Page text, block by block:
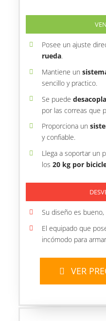
Posee un ajuste
rueda.
Mantiene un
sencillo y practico.
Se puede
por las correas que
Proporciona un
y confiable.
Llega a soportar un
los 20 kg por
Su diseño es
El equipado que
incómodo para
VER